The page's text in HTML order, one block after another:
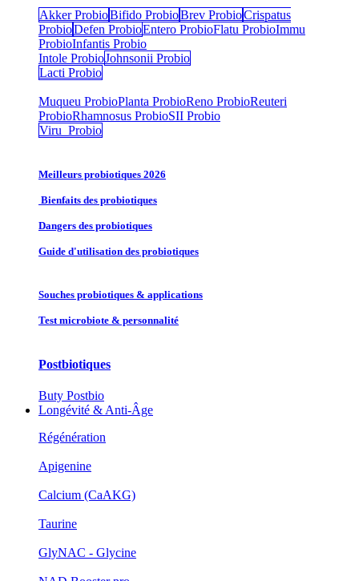
Akker ProbioBifido ProbioBrev ProbioCrispatus
ProbioDefen ProbioEntero Probio​Flatu Probio​Immu
ProbioInfantis Probio
Intole ProbioJohnsonii Probio
Lacti Probio
Muqueu ProbioPlanta ProbioReno ProbioReuteri
ProbioRhamnosus ProbioSII Probio
Viru Probio
Meilleurs probiotiques 2026
Bienfaits des probiotiques
Dangers des probiotiques
Guide d'utilisation des probiotiques
Souches probiotique​s & applications
Test microbiote & personnalité
Postbiotiques
Buty Postbio
Longévité & Anti-Âge
Régénération
Apigenine
Calcium (CaAKG)
Taurine
GlyNAC - Glycine